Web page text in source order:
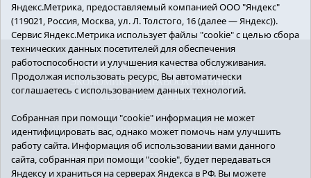
ПОЛИТИКА ОБЩЕСТВО
СПОРТ
ЭКОНОМИКА
ЗДРАВООХРАНЕНИЕ
СЕЛЬСКОЕ ХОЗЯЙСТВО
12+ © 2018 Armizon72.ру. Главный редактор:
Мелешко Владимир Михайлович. Учредитель:
АНО «ИИЦ «Армизонский вестник». E-mail:
armizon_gazeta@obl72.ruРегистрационный
номер СМИ ЭЛ № ФС77-66939 от 25.08.2016 г.
Яндекс.Метрика, предоставляемый компанией ООО "Яндекс"
(119021, Россия, Москва, ул. Л. Толстого, 16 (далее — Яндекс)).
Сервис Яндекс.Метрика использует файлы "cookie" с целью сбора
технических данных посетителей для обеспечения
работоспособности и улучшения качества обслуживания.
Продолжая использовать ресурс, Вы автоматически
соглашаетесь с использованием данных технологий.
Собранная при помощи "cookie" информация не может
идентифицировать вас, однако может помочь нам улучшить
работу сайта. Информация об использовании вами данного
сайта, собранная при помощи "cookie", будет передаваться
Яндексу и храниться на серверах Яндекса в РФ. Вы можете